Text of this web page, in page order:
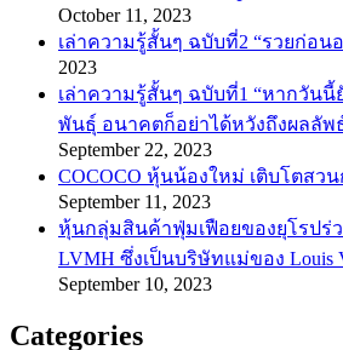
October 11, 2023
เล่าความรู้สั้นๆ ฉบับที่2 “รวยก่อนอ
2023
เล่าความรู้สั้นๆ ฉบับที่1 “หากวัน
พันธ์ุ อนาคตก็อย่าได้หวังถึงผลลัพ
September 22, 2023
COCOCO หุ้นน้องใหม่ เติบโตสว
September 11, 2023
หุ้นกลุ่มสินค้าฟุ่มเฟือยของยุโรปร่
LVMH ซึ่งเป็นบริษัทแม่ของ Louis
September 10, 2023
Categories